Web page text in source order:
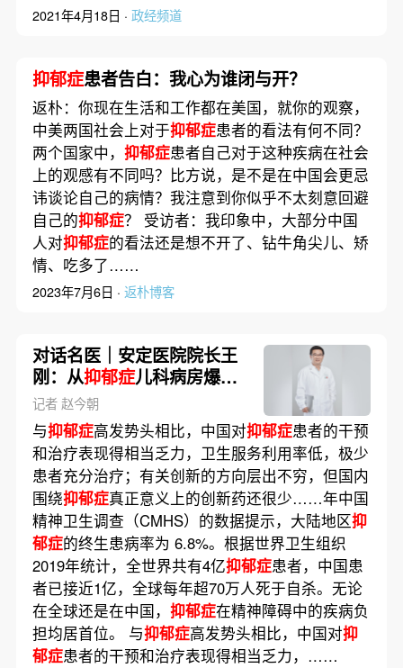
2021年4月18日 · 政经频道
抑郁症患者告白：我心为谁闭与开？
返朴：你现在生活和工作都在美国，就你的观察，
中美两国社会上对于抑郁症患者的看法有何不同？
两个国家中， 抑郁症患者自己对于这种疾病在社会
上的观感有不同吗？比方说，是不是在中国会更忌
讳谈论自己的病情？我注意到你似乎不太刻意回避
自己的抑郁症？ 受访者：我印象中，大部分中国
人对抑郁症的看法还是想不开了、钻牛角尖儿、矫
情、吃多了……
2023年7月6日 · 返朴博客
对话名医｜安定医院院长王
刚：从抑郁症儿科病房爆满
谈起
记者 赵今朝
与抑郁症高发势头相比，中国对抑郁症患者的干预
和治疗表现得相当乏力，卫生服务利用率低，极少
患者充分治疗；有关创新的方向层出不穷，但国内
围绕抑郁症真正意义上的创新药还很少……年中国
精神卫生调查（CMHS）的数据提示，大陆地区抑
郁症的终生患病率为 6.8%。根据世界卫生组织
2019年统计，全世界共有4亿抑郁症患者，中国患
者已接近1亿，全球每年超70万人死于自杀。无论
在全球还是在中国， 抑郁症在精神障碍中的疾病负
担均居首位。 与抑郁症高发势头相比，中国对抑
郁症患者的干预和治疗表现得相当乏力，……